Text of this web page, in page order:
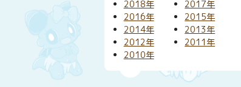
2018年
2017年
2016年
2015年
2014年
2013年
2012年
2011年
2010年